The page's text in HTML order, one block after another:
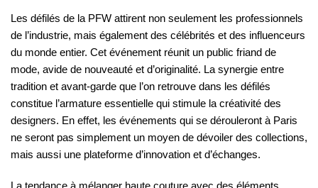
Les défilés de la PFW attirent non seulement les professionnels
de l’industrie, mais également des célébrités et des influenceurs
du monde entier. Cet événement réunit un public friand de
mode, avide de nouveauté et d’originalité. La synergie entre
tradition et avant-garde que l’on retrouve dans les défilés
constitue l’armature essentielle qui stimule la créativité des
designers. En effet, les événements qui se dérouleront à Paris
ne seront pas simplement un moyen de dévoiler des collections,
mais aussi une plateforme d’innovation et d’échanges.
La tendance à mélanger haute couture avec des éléments